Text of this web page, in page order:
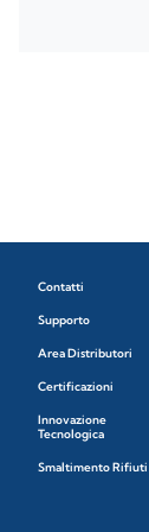
Contatti
Supporto
Area Distributori
Certificazioni
Innovazione
Tecnologica
Smaltimento Rifiuti